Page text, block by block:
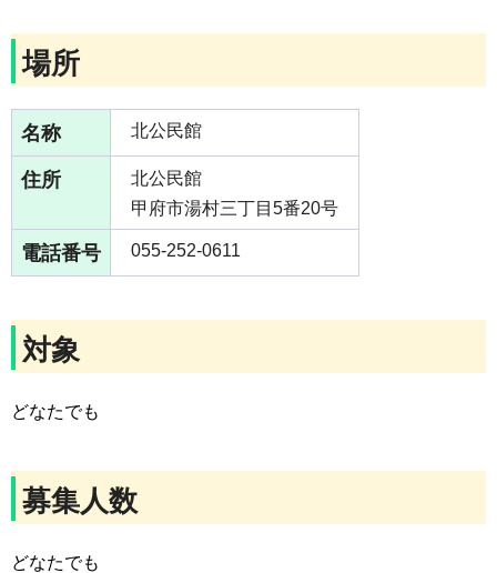
場所
名称 北公民館
住所
北公民館
甲府市湯村三丁目5番20号
電話番号 055-252-0611
対象
どなたでも
募集人数
どなたでも